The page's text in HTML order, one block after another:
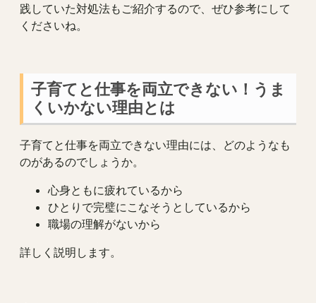
践していた対処法もご紹介するので、ぜひ参考にして
くださいね。
子育てと仕事を両立できない！うま
くいかない理由とは
子育てと仕事を両立できない理由には、どのようなも
のがあるのでしょうか。
心身ともに疲れているから
ひとりで完璧にこなそうとしているから
職場の理解がないから
詳しく説明します。